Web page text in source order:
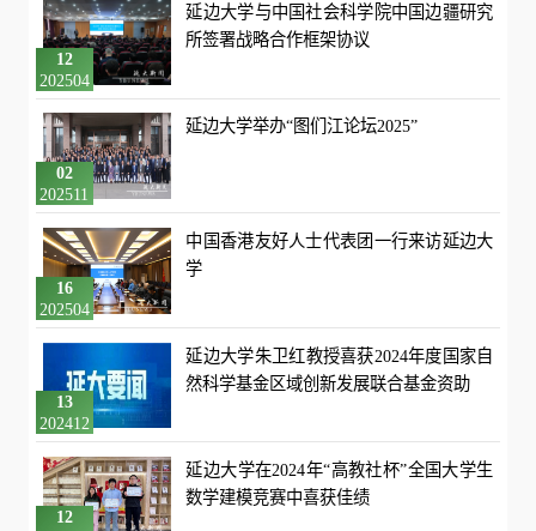
12
202504
延边大学与中国社会科学院中国边疆研究
所签署战略合作框架协议
02
202511
延边大学举办“图们江论坛2025”
16
202504
中国香港友好人士代表团一行来访延边大
学
13
202412
延边大学朱卫红教授喜获2024年度国家自
然科学基金区域创新发展联合基金资助
12
延边大学在2024年“高教社杯”全国大学生
数学建模竞赛中喜获佳绩